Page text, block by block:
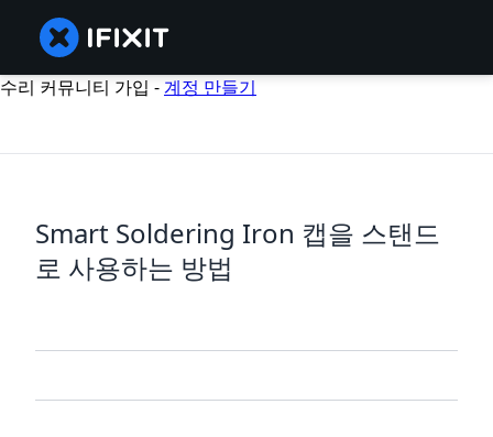
수리 커뮤니티 가입 -계정 만들기
Smart Soldering Iron 캡을 스탠드
로 사용하는 방법